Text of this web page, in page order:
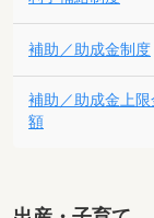
補助／助成金制度
補助／助成金上限
額